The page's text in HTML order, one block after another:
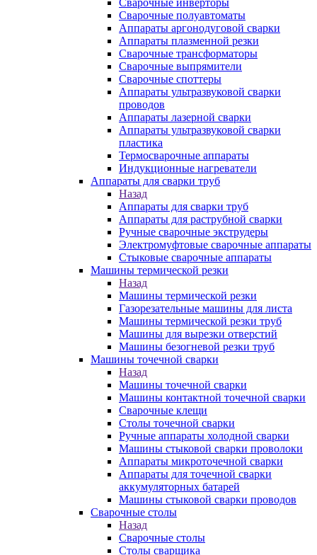
Сварочные инверторы
Сварочные полуавтоматы
Аппараты аргонодуговой сварки
Аппараты плазменной резки
Сварочные трансформаторы
Сварочные выпрямители
Сварочные споттеры
Аппараты ультразвуковой сварки
проводов
Аппараты лазерной сварки
Аппараты ультразвуковой сварки
пластика
Термосварочные аппараты
Индукционные нагреватели
Аппараты для сварки труб
Назад
Аппараты для сварки труб
Аппараты для раструбной сварки
Ручные сварочные экструдеры
Электромуфтовые сварочные аппараты
Стыковые сварочные аппараты
Машины термической резки
Назад
Машины термической резки
Газорезательные машины для листа
Машины термической резки труб
Машины для вырезки отверстий
Машины безогневой резки труб
Машины точечной сварки
Назад
Машины точечной сварки
Машины контактной точечной сварки
Сварочные клещи
Столы точечной сварки
Ручные аппараты холодной сварки
Машины стыковой сварки проволоки
Аппараты микроточечной сварки
Аппараты для точечной сварки
аккумуляторных батарей
Машины стыковой сварки проводов
Сварочные столы
Назад
Сварочные столы
Столы сварщика